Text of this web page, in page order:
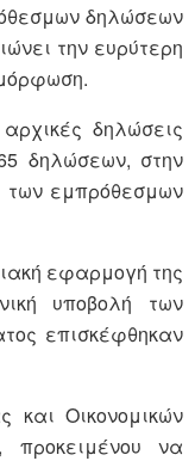
δηλώσεων
την ευρύτερη
δηλώσεις
δηλώσεων, στην
των εμπρόθεσμων
εφαρμογή της
υποβολή των
επισκέφθηκαν
και Οικονομικών
προκειμένου να